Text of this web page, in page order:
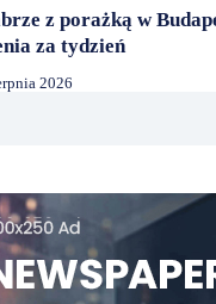
z porażką w
za tydzień
2026